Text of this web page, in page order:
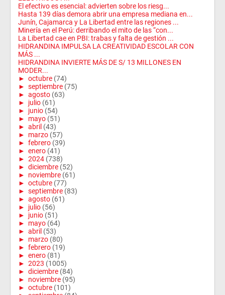
El efectivo es esencial: advierten sobre los riesg...
Hasta 139 días demora abrir una empresa mediana en...
Junín, Cajamarca y La Libertad entre las regiones ...
Minería en el Perú: derribando el mito de las “con...
La Libertad cae en PBI: trabas y falta de gestión ...
HIDRANDINA IMPULSA LA CREATIVIDAD ESCOLAR CON
MÁS ...
HIDRANDINA INVIERTE MÁS DE S/ 13 MILLONES EN
MODER...
► octubre (74)
► septiembre (75)
► agosto (63)
► julio (61)
► junio (54)
► mayo (51)
► abril (43)
► marzo (57)
► febrero (39)
► enero (41)
► 2024 (738)
► diciembre (52)
► noviembre (61)
► octubre (77)
► septiembre (83)
► agosto (61)
► julio (56)
► junio (51)
► mayo (64)
► abril (53)
► marzo (80)
► febrero (19)
► enero (81)
► 2023 (1005)
► diciembre (84)
► noviembre (95)
► octubre (101)